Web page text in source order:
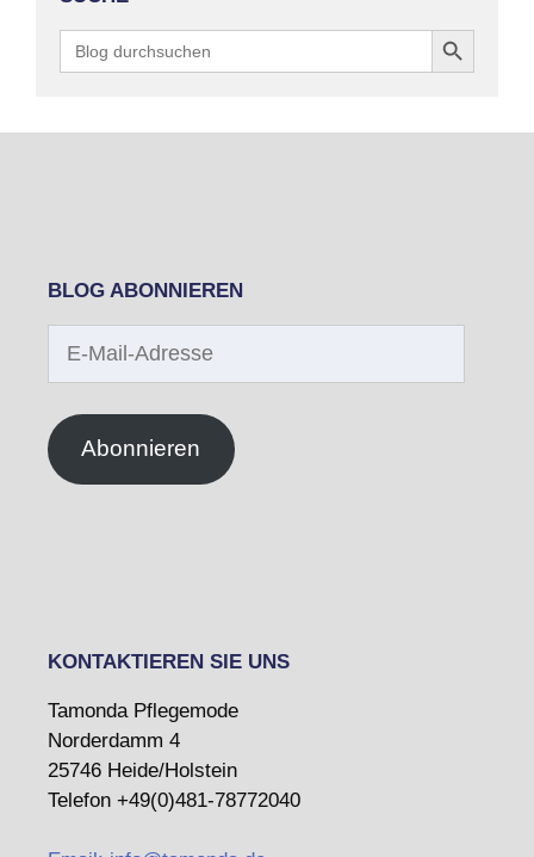
for:
Search Button
BLOG ABONNIEREN
Abonnieren
KONTAKTIEREN SIE UNS
Tamonda Pflegemode
Norderdamm 4
25746 Heide/Holstein
Telefon +49(0)481-78772040